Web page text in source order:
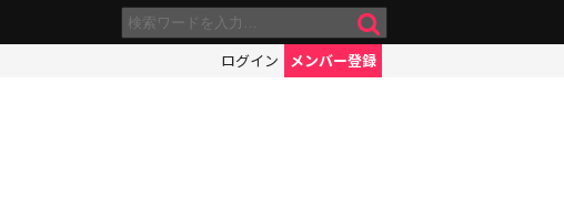
ログイン メンバー登録